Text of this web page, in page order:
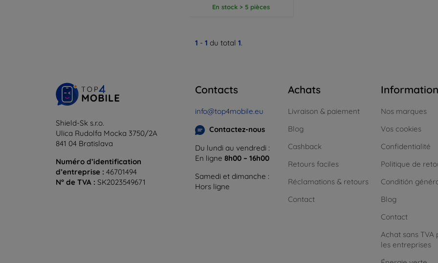
En stock > 5 pièces
1 - 1 du total 1.
Shield-Sk s.r.o.
Ulica Rudolfa Mocka 3750/2A
841 04 Bratislava
Numéro d’identification
d’entreprise : 46701494
N° de TVA : SK2023549671
Contacts
info@top4mobile.eu
Contactez-nous
Du lundi au vendredi :
En ligne 8h00 – 16h00
Samedi et dimanche :
Hors ligne
Achats
Livraison & paiement
Blog
Cashback
Retours faciles
Réclamations & retours
Contact
Nos marques
Vos cookies
Confidentialité
Politique de
Conditión
Blog
Contact
Achat sans TVA
les entreprises